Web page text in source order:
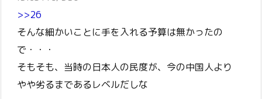
>>26
そんな細かいことに手を入れる予算は無かったの
で・・・
そもそも、当時の日本人の民度が、今の中国人より
やや劣るまであるレベルだしな